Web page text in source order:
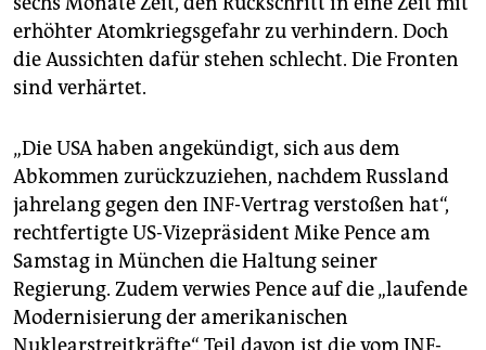
erhöhter Atomkriegsgefahr zu verhindern. Doch
die Aussichten dafür stehen schlecht. Die Fronten
sind verhärtet.
„Die USA haben angekündigt, sich aus dem
Abkommen zurückzuziehen, nachdem Russland
jahrelang gegen den INF-Vertrag verstoßen hat“,
rechtfertigte US-Vizepräsident Mike Pence am
Samstag in München die Haltung seiner
Regierung. Zudem verwies Pence auf die „laufende
Modernisierung der amerikanischen